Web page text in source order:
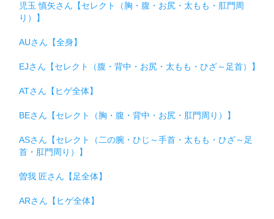
児玉 慎矢さん【セレクト（胸・腹・お尻・太もも・肛門周
り）】
AUさん【全身】
EJさん【セレクト（腹・背中・お尻・太もも・ひざ～足首）】
ATさん【ヒゲ全体】
BEさん【セレクト（胸・腹・背中・お尻・肛門周り）】
ASさん【セレクト（二の腕・ひじ～手首・太もも・ひざ～足
首・肛門周り）】
曽我 匠さん【足全体】
ARさん【ヒゲ全体】